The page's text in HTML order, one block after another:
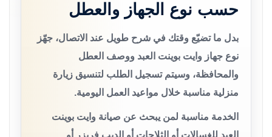
حسب نوع الجهاز والعطل
بدل ما تضيّع وقتك في شرح طويل عند الاتصال، جهّز
نوع جهاز وايت بوينت العبد ووصف العطل
والمحافظة، وسيتم تسجيل الطلب لتنسيق زيارة
منزلية مناسبة خلال مواعيد العمل اليومية.
الخدمة مناسبة لمن يبحث عن صيانة وايت بوينت
العبد للغسالات أو الثلاجات أو الديب فريزر أو